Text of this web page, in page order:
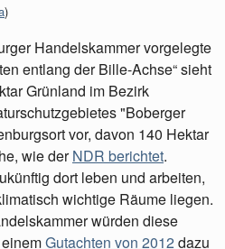
)
Handelskammer vorgelegte
entlang der Bille-Achse“ sieht
Grünland im Bezirk
"Boberger
vor, davon 140 Hektar
wie derNDR berichtet.
dort leben und arbeiten,
wichtige Räume liegen.
würden diese
Gutachten von 2012 dazu